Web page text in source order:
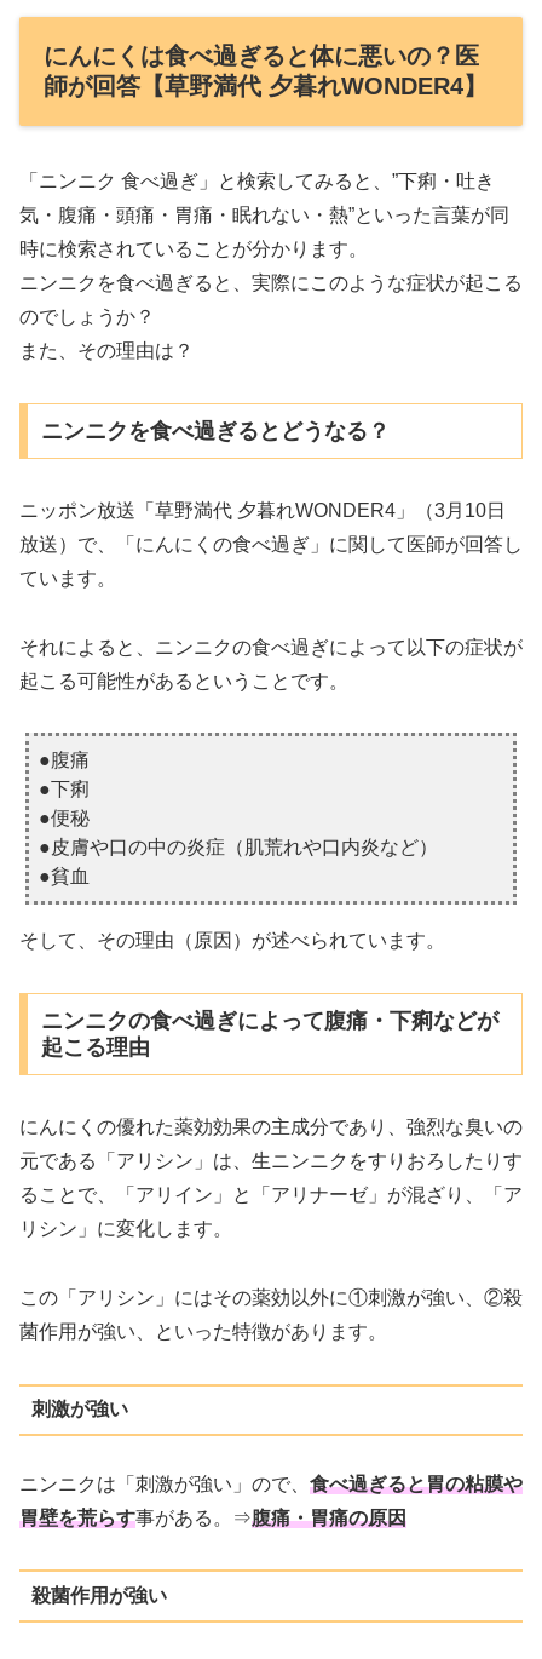
にんにくは食べ過ぎると体に悪いの？医
師が回答【草野満代 夕暮れWONDER4】
「ニンニク 食べ過ぎ」と検索してみると、”下痢・吐き
気・腹痛・頭痛・胃痛・眠れない・熱”といった言葉が同
時に検索されていることが分かります。
ニンニクを食べ過ぎると、実際にこのような症状が起こる
のでしょうか？
また、その理由は？
ニンニクを食べ過ぎるとどうなる？
ニッポン放送「草野満代 夕暮れWONDER4」（3月10日
放送）で、「にんにくの食べ過ぎ」に関して医師が回答し
ています。
それによると、ニンニクの食べ過ぎによって以下の症状が
起こる可能性があるということです。
●腹痛
●下痢
●便秘
●皮膚や口の中の炎症（肌荒れや口内炎など）
●貧血
そして、その理由（原因）が述べられています。
ニンニクの食べ過ぎによって腹痛・下痢などが
起こる理由
にんにくの優れた薬効効果の主成分であり、強烈な臭いの
元である「アリシン」は、生ニンニクをすりおろしたりす
ることで、「アリイン」と「アリナーゼ」が混ざり、「ア
リシン」に変化します。
この「アリシン」にはその薬効以外に①刺激が強い、②殺
菌作用が強い、といった特徴があります。
刺激が強い
ニンニクは「刺激が強い」ので、 食べ過ぎると胃の粘膜や
胃壁を荒らす事がある。⇒腹痛・胃痛の原因
殺菌作用が強い